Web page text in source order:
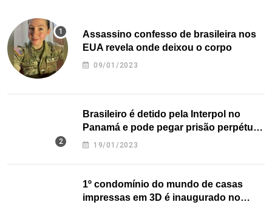
Assassino confesso de brasileira nos
EUA revela onde deixou o corpo
09/01/2023
Brasileiro é detido pela Interpol no
Panamá e pode pegar prisão perpétua
nos EUA
19/01/2023
1º condomínio do mundo de casas
impressas em 3D é inaugurado no